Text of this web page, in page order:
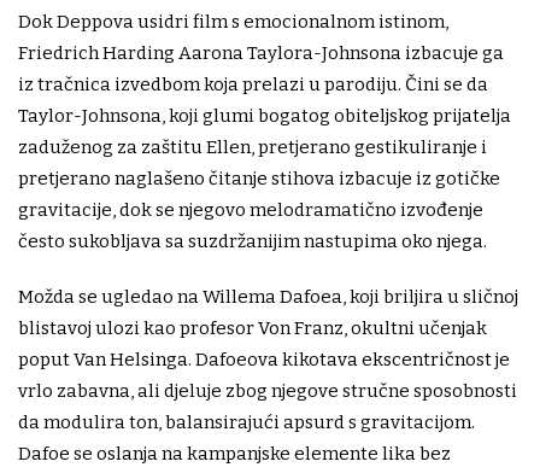
Dok Deppova usidri film s emocionalnom istinom,
Friedrich Harding Aarona Taylora-Johnsona izbacuje ga
iz tračnica izvedbom koja prelazi u parodiju. Čini se da
Taylor-Johnsona, koji glumi bogatog obiteljskog prijatelja
zaduženog za zaštitu Ellen, pretjerano gestikuliranje i
pretjerano naglašeno čitanje stihova izbacuje iz gotičke
gravitacije, dok se njegovo melodramatično izvođenje
često sukobljava sa suzdržanijim nastupima oko njega.
Možda se ugledao na Willema Dafoea, koji briljira u sličnoj
blistavoj ulozi kao profesor Von Franz, okultni učenjak
poput Van Helsinga. Dafoeova kikotava ekscentričnost je
vrlo zabavna, ali djeluje zbog njegove stručne sposobnosti
da modulira ton, balansirajući apsurd s gravitacijom.
Dafoe se oslanja na kampanjske elemente lika bez